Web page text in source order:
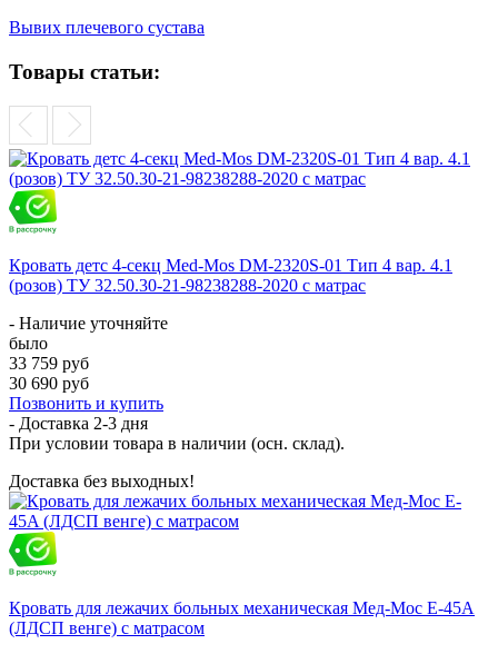
Вывих плечевого сустава
Товары статьи:
Кровать детс 4-секц Med-Mos DM-2320S-01 Тип 4 вар. 4.1
(розов) ТУ 32.50.30-21-98238288-2020 с матрас
- Наличие уточняйте
было
33 759 руб
30 690 руб
Позвонить и купить
- Доставка 2-3 дня
При условии товара в наличии (осн. склад).
Доставка без выходных!
Кровать для лежачих больных механическая Мед-Мос E-45A
(ЛДСП венге) с матрасом